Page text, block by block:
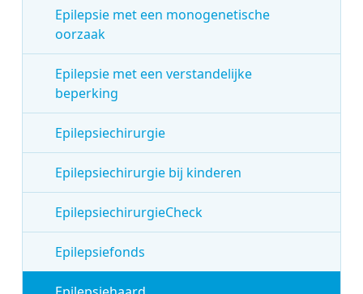
Epilepsie met een monogenetische
oorzaak
Epilepsie met een verstandelijke
beperking
Epilepsiechirurgie
Epilepsiechirurgie bij kinderen
EpilepsiechirurgieCheck
Epilepsiefonds